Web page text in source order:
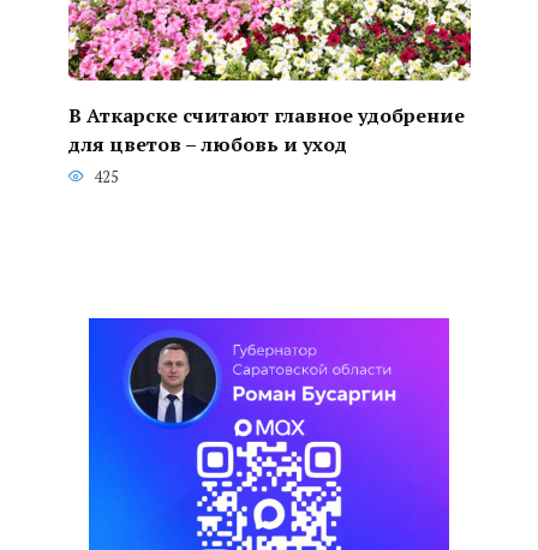
В Аткарске считают главное удобрение
для цветов – любовь и уход
425